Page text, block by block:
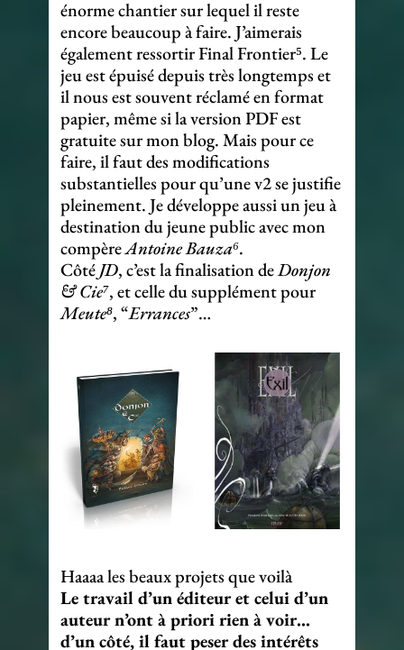
énorme chantier sur lequel il reste
encore beaucoup à faire. J’aimerais
également ressortir Final Frontier⁵. Le
jeu est épuisé depuis très longtemps et
il nous est souvent réclamé en format
papier, même si la version PDF est
gratuite sur mon blog. Mais pour ce
faire, il faut des modifications
substantielles pour qu’une v2 se justifie
pleinement. Je développe aussi un jeu à
destination du jeune public avec mon
compèreAntoine Bauza⁶.
CôtéJD, c’est la finalisation deDonjon
& Cie⁷, et celle du supplément pour
Meute⁸, “Errances”…
Haaaa les beaux projets que voilà
Le travail d’un éditeur et celui d’un
auteur n’ont à priori rien à voir…
d’un côté, il faut peser des intérêts